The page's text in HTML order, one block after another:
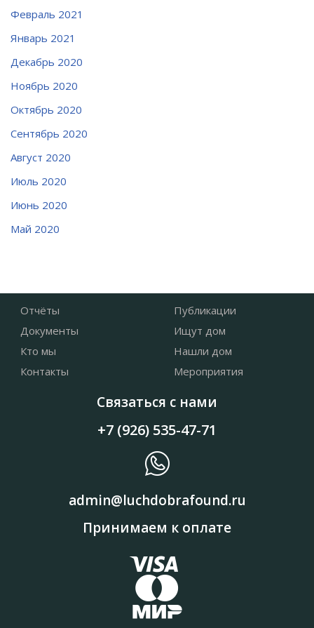
Февраль 2021
Январь 2021
Декабрь 2020
Ноябрь 2020
Октябрь 2020
Сентябрь 2020
Август 2020
Июль 2020
Июнь 2020
Май 2020
Отчёты
Документы
Кто мы
Контакты
Публикации
Ищут дом
Нашли дом
Мероприятия
Связаться с нами
+7 (926) 535-47-71
admin@luchdobrafound.ru
Принимаем к оплате